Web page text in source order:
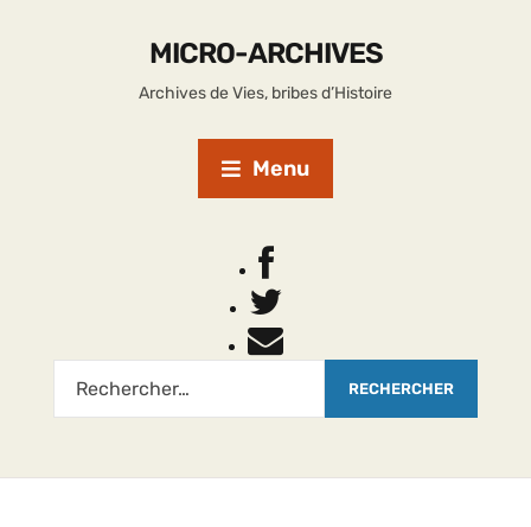
MICRO-ARCHIVES
Archives de Vies, bribes d’Histoire
Menu